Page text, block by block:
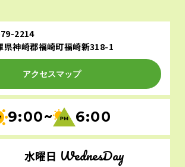
2214
県神崎郡福崎町福崎新318-1
アクセスマップ
9:00~ 6:00
水曜日 WednesDay